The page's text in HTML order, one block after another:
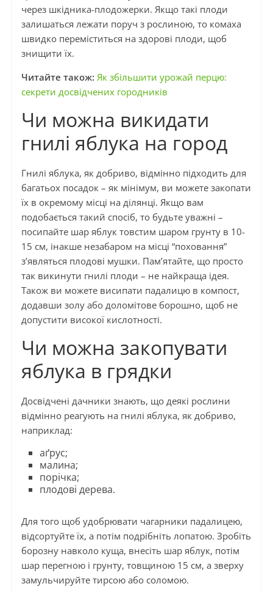
через шкідника-плодожерки. Якщо такі плоди
залишаться лежати поруч з рослиною, то комаха
швидко переміститься на здорові плоди, щоб
знищити їх.
Читайте також: Як збільшити урожай перцю:
секрети досвідчених городників
Чи можна викидати
гнилі яблука на город
Гнилі яблука, як добриво, відмінно підходить для
багатьох посадок – як мінімум, ви можете закопати
їх в окремому місці на ділянці. Якщо вам
подобається такий спосіб, то будьте уважні –
посипайте шар яблук товстим шаром грунту в 10-
15 см, інакше незабаром на місці “поховання”
з’являться плодові мушки. Пам’ятайте, що просто
так викинути гнилі плоди – не найкраща ідея.
Також ви можете висипати падалицю в компост,
додавши золу або доломітове борошно, щоб не
допустити високої кислотності.
Чи можна закопувати
яблука в грядки
Досвідчені дачники знають, що деякі рослини
відмінно реагують на гнилі яблука, як добриво,
наприклад:
аґрус;
малина;
порічка;
плодові дерева.
Для того щоб удобрювати чагарники падалицею,
відсортуйте їх, а потім подрібніть лопатою. Зробіть
борозну навколо куща, внесіть шар яблук, потім
шар перегною і грунту, товщиною 15 см, а зверху
замульчируйте тирсою або соломою.